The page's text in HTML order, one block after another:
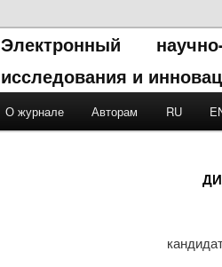
Электронный
исследования и
Skip to primary content
Skip to secondary content
О журнале Авторам RU